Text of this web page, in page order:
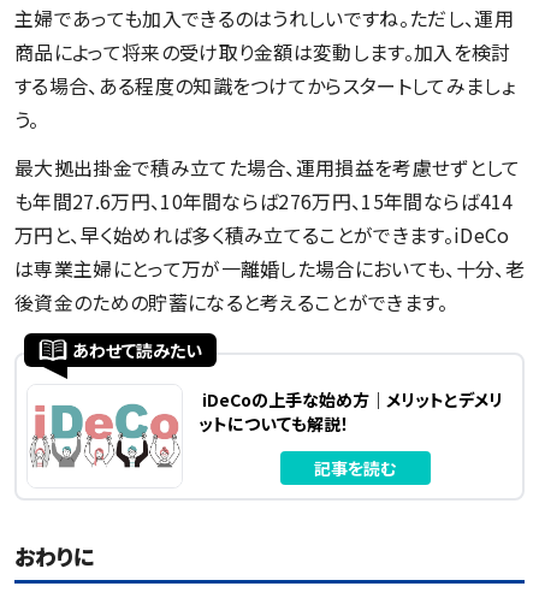
主婦であっても加入できるのはうれしいですね。ただし、運用
商品によって将来の受け取り金額は変動します。加入を検討
する場合、ある程度の知識をつけてからスタートしてみましょ
う。
最大拠出掛金で積み立てた場合、運用損益を考慮せずとして
も年間27.6万円、10年間ならば276万円、15年間ならば414
万円と、早く始めれば多く積み立てることができます。iDeCo
は専業主婦にとって万が一離婚した場合においても、十分、老
後資金のための貯蓄になると考えることができます。
あわせて読みたい
iDeCoの上手な始め方｜メリットとデメリ
ットについても解説！
記事を読む
おわりに